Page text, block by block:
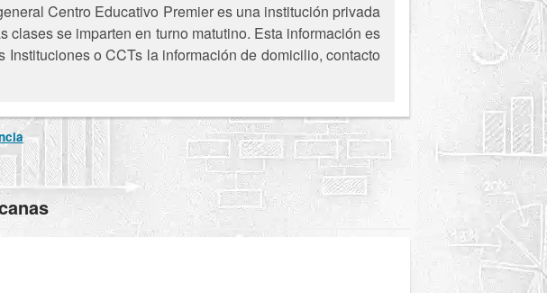
Centro Educativo Premier es una institución privada
se imparten en turno matutino. Esta información es
o CCTs la información de domicilio, contacto